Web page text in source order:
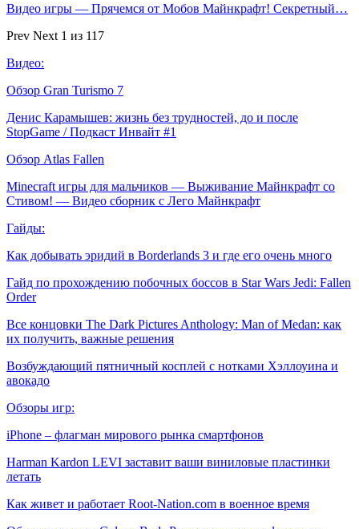
Видео игры — Прячемся от Мобов Майнкрафт! Секретный…
Prev Next 1 из 117
Видео:
Обзор Gran Turismo 7
Денис Карамышев: жизнь без трудностей, до и после
StopGame / Подкаст Инвайт #1
Обзор Atlas Fallen
Minecraft игры для мальчиков — Выживание Майнкрафт со
Стивом! — Видео сборник с Лего Майнкрафт
Гайды:
Как добывать эридий в Borderlands 3 и где его очень много
Гайд по прохождению побочных боссов в Star Wars Jedi: Fallen
Order
Все концовки The Dark Pictures Anthology: Man of Medan: как
их получить, важные решения
Возбуждающий пятничный косплей с нотками Хэллоуина и
авокадо
Обзоры игр:
iPhone – флагман мирового рынка смартфонов
Harman Kardon LEVI заставит ваши виниловые пластинки
летать
Как живет и работает Root-Nation.com в военное время